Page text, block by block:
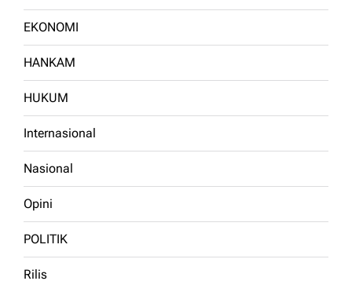
EKONOMI
HANKAM
HUKUM
Internasional
Nasional
Opini
POLITIK
Rilis